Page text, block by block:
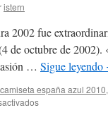
istern
2002 fue
de octubre de
… Sigue leyendo
camiseta españa azul 2010,
en